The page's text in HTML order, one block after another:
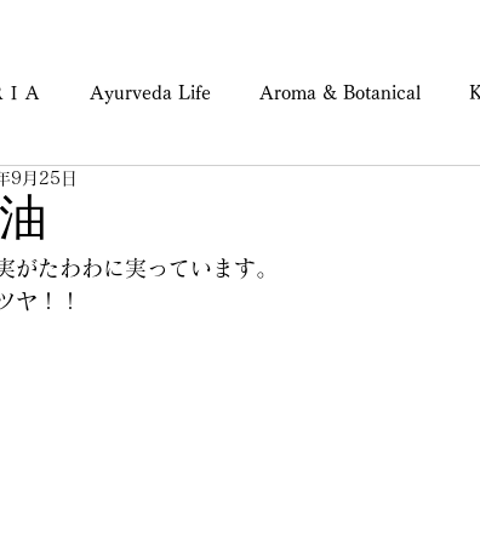
ＩＡ Ayurveda Life Aroma & Botanical
Notes
9月25日
がたわわに実っています。
ヤ！！